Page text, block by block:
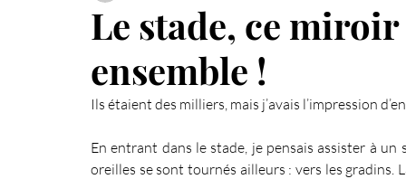
Le stade, ce
ensemble !
Ils étaient des milliers, mais j’avais l’impression
En entrant dans le stade, je pensais assister à
oreilles se sont tournés ailleurs : vers les gradins.